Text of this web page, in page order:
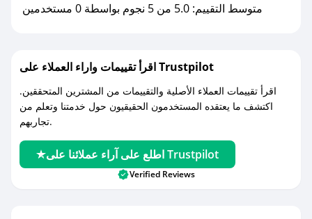
متوسط التقييم: 5.0 من 5 نجوم بواسطة 0 مستخدمين
اقرأ تقييمات واراء العملاء على Trustpilot
اقرأ تقييمات العملاء الأصلية والتقييمات من المشترين المتحققين.
اكتشف ما يعتقده المستخدمون الحقيقيون حول خدمتنا وتعلم من
تجاربهم.
اطلع على آراء عملائنا على Trustpilot
Verified Reviews